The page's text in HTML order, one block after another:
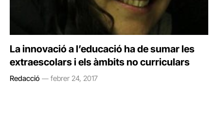
La innovació a l’educació ha de sumar les
extraescolars i els àmbits no curriculars
Redacció febrer 24, 2017